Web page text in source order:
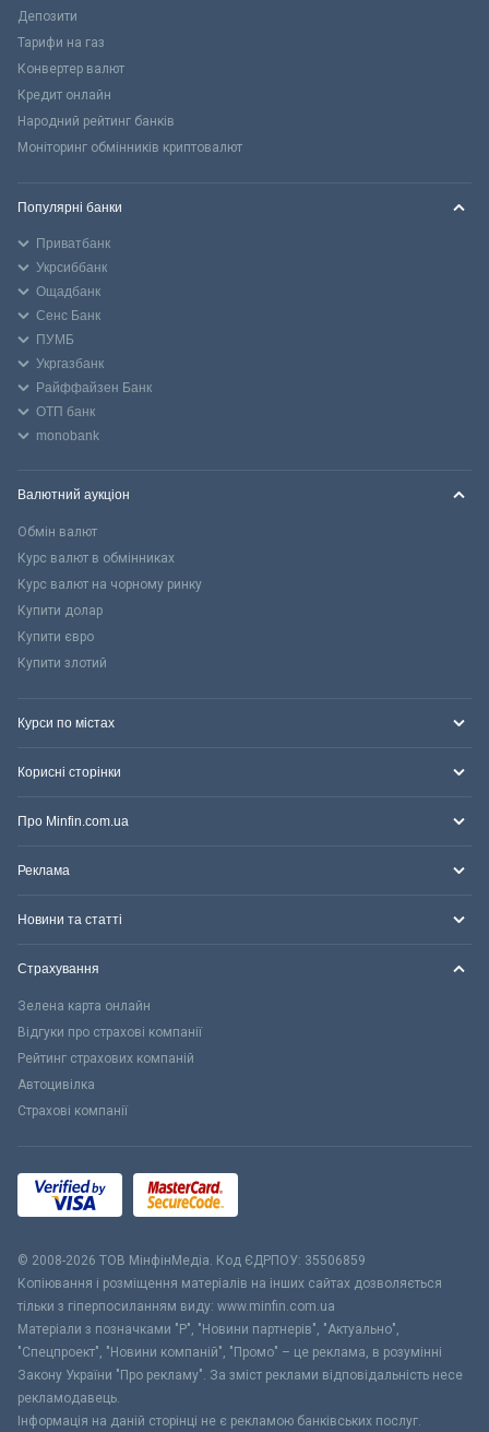
Депозити
Тарифи на газ
Конвертер валют
Кредит онлайн
Народний рейтинг банків
Моніторинг обмінників криптовалют
Популярні банки
Приватбанк
Укрсиббанк
Ощадбанк
Сенс Банк
ПУМБ
Укргазбанк
Райффайзен Банк
ОТП банк
monobank
Валютний аукціон
Обмін валют
Курс валют в обмінниках
Курс валют на чорному ринку
Купити долар
Купити євро
Купити злотий
Курси по містах
Корисні сторінки
Про Minfin.com.ua
Реклама
Новини та статті
Страхування
Зелена карта онлайн
Відгуки про страхові компанії
Рейтинг страхових компаній
Автоцивілка
Страхові компанії
© 2008-2026 ТОВ МiнфiнМедiа. Код ЄДРПОУ: 35506859
Копіювання і розміщення матеріалів на інших сайтах дозволяється
тільки з гіперпосиланням виду: www.minfin.com.ua
Матеріали з позначками "Р", "Новини партнерів", "Актуально",
"Спецпроект", "Новини компаній", "Промо" – це реклама, в розумінні
Закону України "Про рекламу". За зміст реклами відповідальність несе
рекламодавець.
Інформація на даній сторінці не є рекламою банківських послуг.